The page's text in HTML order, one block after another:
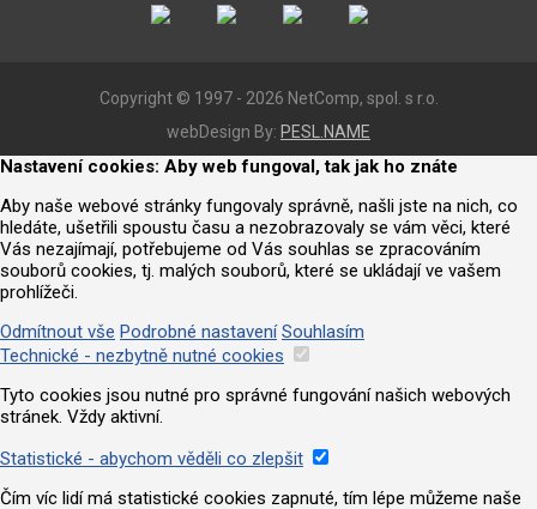
Copyright © 1997 - 2026 NetComp, spol. s r.o.
webDesign By: PESL.NAME
Nastavení cookies: Aby web fungoval, tak jak ho znáte
Aby naše webové stránky fungovaly správně, našli jste na nich, co
hledáte, ušetřili spoustu času a nezobrazovaly se vám věci, které
Vás nezajímají, potřebujeme od Vás souhlas se zpracováním
souborů cookies, tj. malých souborů, které se ukládají ve vašem
prohlížeči.
Odmítnout vše Podrobné nastavení Souhlasím
Technické - nezbytně nutné cookies
Tyto cookies jsou nutné pro správné fungování našich webových
stránek. Vždy aktivní.
Statistické - abychom věděli co zlepšit
Čím víc lidí má statistické cookies zapnuté, tím lépe můžeme naše